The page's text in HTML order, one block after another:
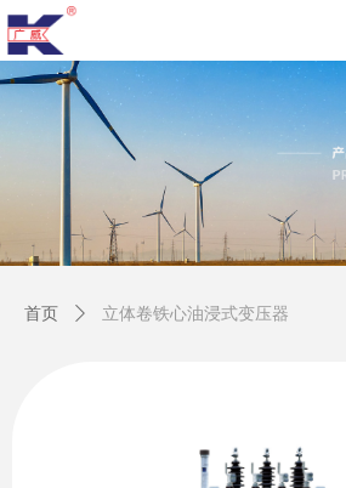
首页 ꄲ 立体卷铁心油浸式变压器